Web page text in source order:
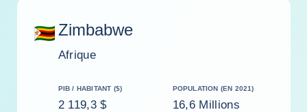
Zimbabwe
Afrique
PIB / HABITANT ($)
2 119,3 $
POPULATION (EN 2021)
16,6 Millions